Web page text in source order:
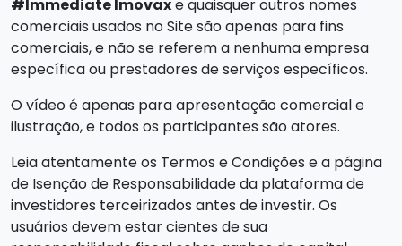
#Immediate Imovaxe quaisquer outros nomes
comerciais usados no Site são apenas para fins
comerciais, e não se referem a nenhuma empresa
específica ou prestadores de serviços específicos.
O vídeo é apenas para apresentação comercial e
ilustração, e todos os participantes são atores.
Leia atentamente os Termos e Condições e a página
de Isenção de Responsabilidade da plataforma de
investidores terceirizados antes de investir. Os
usuários devem estar cientes de sua